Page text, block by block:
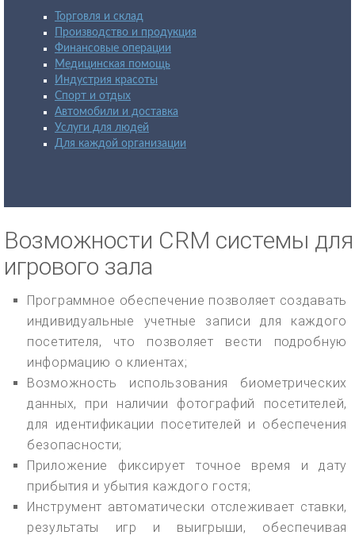
Торговля и склад
Производство и продукция
Финансовые операции
Медицинская помощь
Индустрия красоты
Спорт и отдых
Автомобили и доставка
Услуги для людей
Для каждой организации
Возможности CRM системы для
игрового зала
Программное обеспечение позволяет создавать
индивидуальные учетные записи для каждого
посетителя, что позволяет вести подробную
информацию о клиентах;
Возможность использования биометрических
данных, при наличии фотографий посетителей,
для идентификации посетителей и обеспечения
безопасности;
Приложение фиксирует точное время и дату
прибытия и убытия каждого гостя;
Инструмент автоматически отслеживает ставки,
результаты игр и выигрыши, обеспечивая